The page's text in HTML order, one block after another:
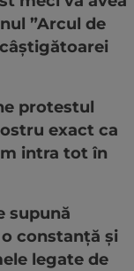
”Arcul de
protestul
exact ca
intra tot în
supună
constanță și
legate de